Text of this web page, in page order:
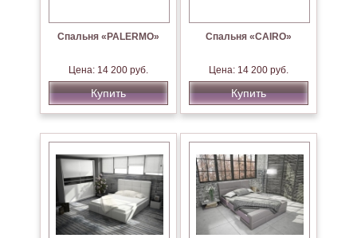
Спальня «PALERMO»
Цена: 14 200 руб.
Купить
Спальня «CAIRO»
Цена: 14 200 руб.
Купить